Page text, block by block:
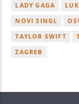
LADY GAGA
NOVI SINGL
TAYLOR SWIFT
ZAGREB